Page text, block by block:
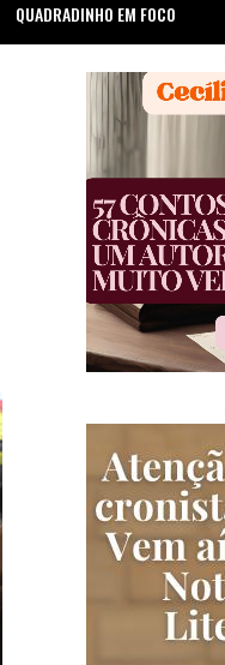
QUADRADINHO EM FOCO